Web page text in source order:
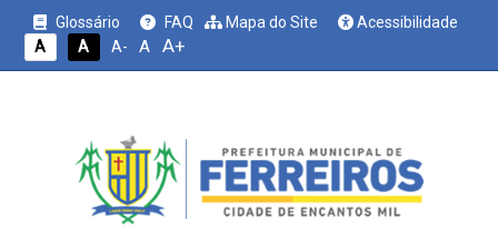
Glossário FAQ Mapa do Site
Acessibilidade
A
A A- A A+